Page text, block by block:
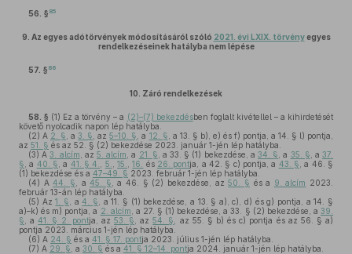
56. § 85
9. Az egyes adótörvények módosításáról szóló 2021. évi LXIX. törvényegyes
rendelkezéseinek hatályba nem lépése
57. § 86
10. Záró rendelkezések
58. § (1) Ez a törvény – a (2)–(7) bekezdésben foglalt kivétellel – a kihirdetését
követő nyolcadik napon lép hatályba.
(2) A 2. § , a3. § , az5–10. § , a 12. § , a 13. § b), e) és f) pontja, a 14. § l) pontja,
az 51. § és az 52. § (2) bekezdése 2023. január 1-jén lép hatályba.
(3) A3. alcím , az 5. alcím , a 21. § , a 33. § (1) bekezdése, a 34. § , a 35. § , a37.
§ , a 40. § , a 41. § 4. 5. ,15. ,16. és 26. pontja, a 42. § c) pontja, a 43. § , a 46. §
(1) bekezdése és a 47–49. § 2023. február 1-jén lép hatályba.
(4) A44. § , a45. § , a 46. § (2) bekezdése, az50. § és a 9. alcím 2023.
február 13-án lép hatályba.
(5) Az1. § , a4. § , a 11. § (1) bekezdése, a 13. § a), c), d) és g) pontja, a 14. §
a)–k) és m) pontja, a 2. alcím , a 27. § (1) bekezdése, a 33. § (2) bekezdése, a39.
§ , a41. § 2. pontja, az 53. § , az54. §
, az 55. § b) és c) pontja és az 56. § a)
pontja 2023. március 1-jén lép hatályba.
(6) A 24. § és a 41. § 17. pontja 2023. július 1-jén lép hatályba.
(7) A 29. § , a 30. § és a 41. § 12–14. pontja 2024. január 1-jén lép hatályba.